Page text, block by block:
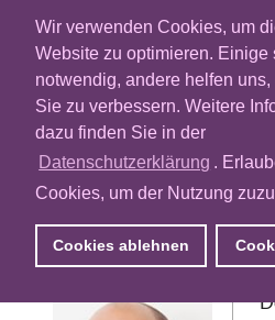
Wir verwenden Cookies, um
Website zu optimieren. Einige
notwendig, andere helfen
Sie zu verbessern. Weitere
dazu finden Sie in der
Datenschutzerklärung .
Cookies, um der Nutzung
Cookies ablehnen
Die 2004 in München
mit ihren Marken
und CrazyLegs betreut
internationale Kunden
Branchen. Die digitalen
der Brainagency und die
CrazyLegs werden Teil
sollen ihre Expertise in den
digitale Mediaplanung und
einbringen.